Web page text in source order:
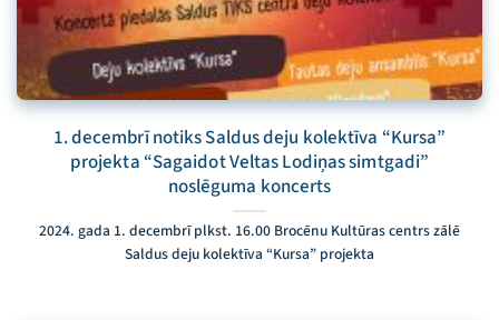
1. decembrī notiks Saldus deju kolektīva “Kursa”
projekta “Sagaidot Veltas Lodiņas simtgadi”
noslēguma koncerts
2024. gada 1. decembrī plkst. 16.00 Brocēnu Kultūras centrs zālē
Saldus deju kolektīva “Kursa” projekta